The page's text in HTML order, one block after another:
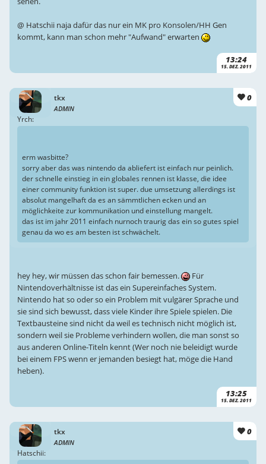
13:24
15. DEZ. 2011
@ Hatschii naja dafür das nur ein MK pro Konsolen/HH Gen
kommt, kann man schon mehr "Aufwand" erwarten
tkx
ADMIN
0
13:25
15. DEZ. 2011
Yrch:
erm wasbitte?
sorry aber das was nintendo da abliefert ist einfach nur peinlich.
der schnelle einstieg in ein globales rennen ist klasse, die idee
einer community funktion ist super. due umsetzung allerdings ist
absolut mangelhaft da es an sämmtlichen ecken und an
möglichkeite zur kommunikation und einstellung mangelt.
das ist im jahr 2011 einfach nurnoch traurig das ein so gutes spiel
genau da wo es am besten ist schwächelt.
hey hey, wir müssen das schon fair bemessen.
Für
Nintendoverhältnisse ist das ein Supereinfaches System.
Nintendo hat so oder so ein Problem mit vulgärer Sprache und
sie sind sich bewusst, dass viele Kinder ihre Spiele spielen. Die
Textbausteine sind nicht da weil es technisch nicht möglich ist,
sondern weil sie Probleme verhindern wollen, die man sonst so
aus anderen Online-Titeln kennt (Wer noch nie beleidigt wurde
bei einem FPS wenn er jemanden besiegt hat, möge die Hand
heben).
tkx
ADMIN
0
Hatschii: